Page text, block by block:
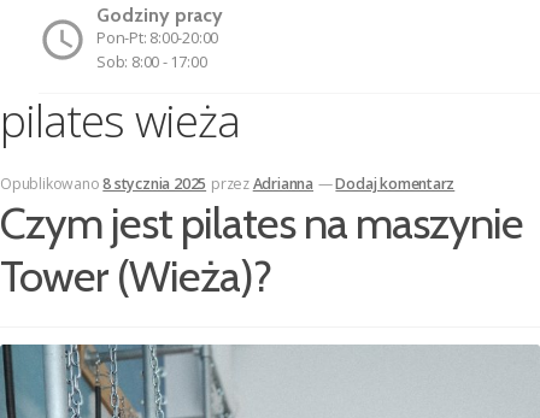
Godziny pracy
Pon-Pt: 8:00-20:00
Sob: 8:00 - 17:00
pilates wieża
Opublikowano8 stycznia 2025 przezAdrianna —Dodaj komentarz
Czym jest pilates na maszynie
Tower (Wieża)?